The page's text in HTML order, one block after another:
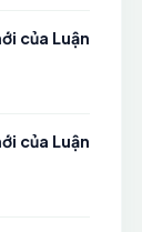
của Luận
của Luận